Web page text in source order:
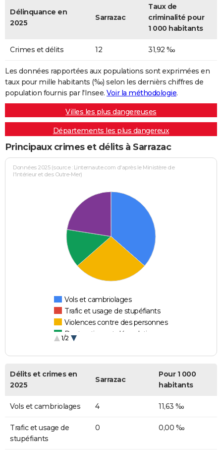
Délinquance en
2025
Sarrazac
Taux de
criminalité pour
1 000 habitants
Crimes et délits 12 31,92 ‰
Les données rapportées aux populations sont exprimées en
taux pour mille habitants (‰) selon les dernièrs chiffres de
population fournis par l'Insee. Voir la méthodologie.
Villes les plus dangereuses
Départements les plus dangereux
Principaux crimes et délits à Sarrazac
Données 2025 (source : Linternaute.com d'après le Ministère de
l'Intérieur et des Outre-Mer)
Vols et cambriolages
Trafic et usage de stupéfiants
Violences contre des personnes
Destructions et dégradations
1/2
Délits et crimes en
2025
Sarrazac
Pour 1 000
habitants
Vols et cambriolages 4 11,63 ‰
Trafic et usage de
stupéfiants
0 0,00 ‰